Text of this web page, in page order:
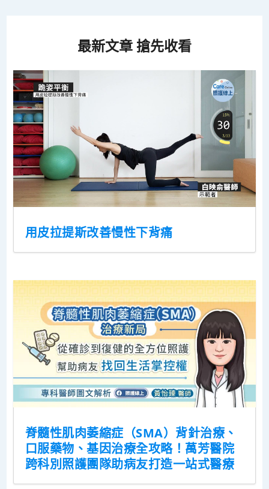
最新文章 搶先收看
用皮拉提斯改善慢性下背痛
脊髓性肌肉萎縮症（SMA）背針治療、
口服藥物、基因治療全攻略！萬芳醫院
跨科別照護團隊助病友打造一站式醫療